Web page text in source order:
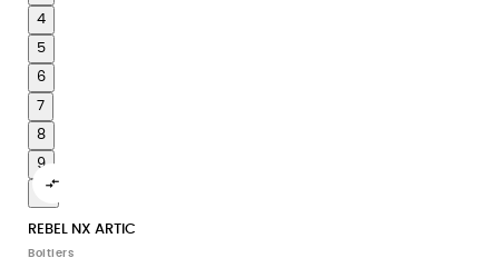
4
5
6
7
8
9

REBEL NX ARTIC
Boitiers